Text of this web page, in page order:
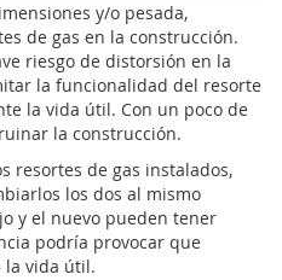
y/o pesada,
de gas en la construcción.
riesgo de distorsión en la
la funcionalidad del resorte
la vida útil. Con un poco de
la construcción.
resortes de gas instalados,
los dos al mismo
y el nuevo pueden tener
podría provocar que
la vida útil.